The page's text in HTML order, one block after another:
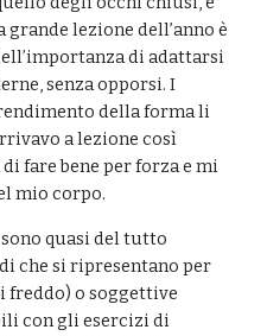
lezione dell’anno è
di adattarsi
senza opporsi. I
della forma li
a lezione così
fare bene per forza e mi
mio corpo.
quasi del tutto
che si ripresentano per
freddo) o soggettive
con gli esercizi di